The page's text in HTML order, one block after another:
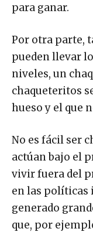
para ganar.
Por otra parte,
pueden llevar
niveles, un
chaqueteritos
hueso y el que
No es fácil ser
actúan bajo el
vivir fuera del
en las políticas
generado
que, por